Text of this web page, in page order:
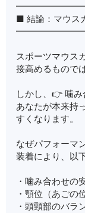
■ 結論：マウス
スポーツマウス
接高めるもので
しかし、👉 噛み
あなたが本来持
すくなります。
なぜパフォーマ
装着により、以
・噛み合わせの
・顎位（あごの
・頭頸部のバラ